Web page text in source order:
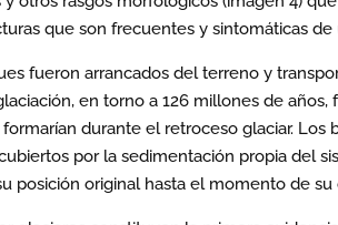
que son frecuentes y sintomáticas de
fueron arrancados del terreno y
en torno a 126 millones de
durante el retroceso glaciar. Los
por la sedimentación propia del
posición original hasta el momento de